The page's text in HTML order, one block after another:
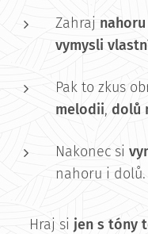
Zahraj
vymysli
Pak to zkus
melodii, dolů
Nakonec si
nahoru i dolů.
🎨 Hraj si jen s tóny